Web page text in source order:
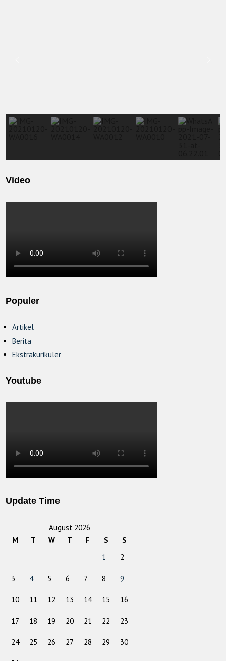
Video
Populer
Artikel
Berita
Ekstrakurikuler
Youtube
Update Time
August 2026
M
T W T F S
S
1
2
3 4 5 6 7 8 9
10 11 12 13 14 15 16
17 18 19 20 21 22 23
24 25 26 27 28 29 30